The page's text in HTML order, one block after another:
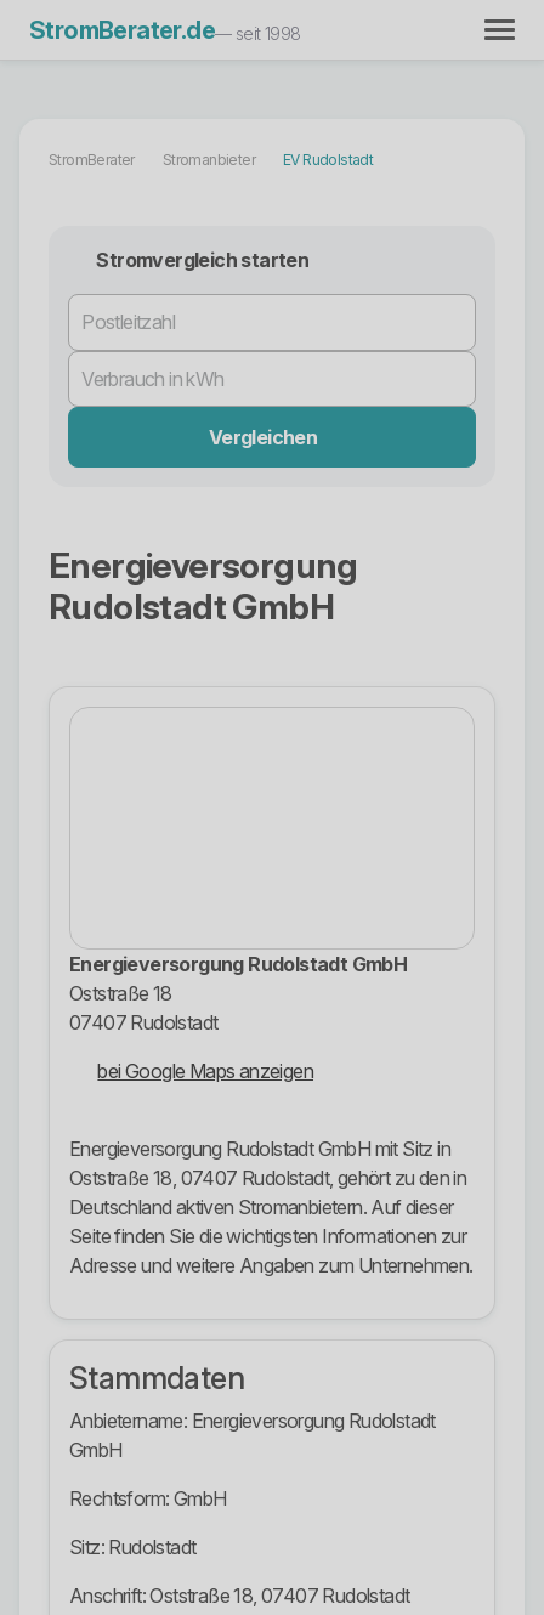
StromBerater.de— seit 1998
StromBerater Stromanbieter EV Rudolstadt
Stromvergleich starten
Vergleichen
Energieversorgung
Rudolstadt GmbH
Energieversorgung Rudolstadt GmbH
Oststraße 18
07407 Rudolstadt
bei Google Maps anzeigen
Energieversorgung Rudolstadt GmbH mit Sitz in
Oststraße 18, 07407 Rudolstadt, gehört zu den in
Deutschland aktiven Stromanbietern. Auf dieser
Seite finden Sie die wichtigsten Informationen zur
Adresse und weitere Angaben zum Unternehmen.
Stammdaten
Anbietername: Energieversorgung Rudolstadt
GmbH
Rechtsform: GmbH
Sitz: Rudolstadt
Anschrift: Oststraße 18, 07407 Rudolstadt